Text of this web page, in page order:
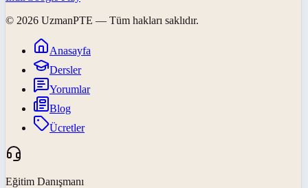
© 2026 UzmanPTE — Tüm hakları saklıdır.
Anasayfa
Dersler
Yorumlar
Blog
Ücretler
Eğitim Danışmanı